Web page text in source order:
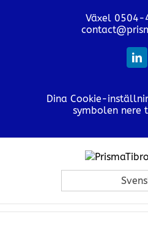
Växel 0504-
Dina Cookie-
symbolen nere